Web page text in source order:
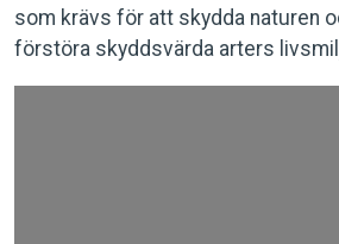
som krävs för att skydda naturen
förstöra skyddsvärda arters